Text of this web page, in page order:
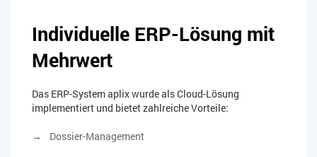
Individuelle ERP-Lösung mit
Mehrwert
Das ERP-System aplix wurde als Cloud-Lösung
implementiert und bietet zahlreiche Vorteile:
Dossier-Management